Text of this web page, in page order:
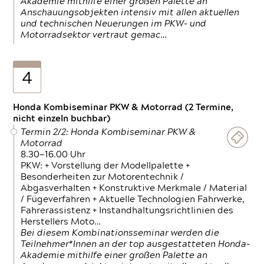
Anschauungsobjekten intensiv mit allen aktuellen
und technischen Neuerungen im PKW- und
Motorradsektor vertraut gemac…
4
Honda Kombiseminar PKW & Motorrad (2 Termine,
nicht einzeln buchbar)
Termin 2/2: Honda Kombiseminar PKW &
Motorrad
8.30—16.00 Uhr
PKW: + Vorstellung der Modellpalette +
Besonderheiten zur Motorentechnik /
Abgasverhalten + Konstruktive Merkmale / Material
/ Fügeverfahren + Aktuelle Technologien Fahrwerke,
Fahrerassistenz + Instandhaltungsrichtlinien des
Herstellers Moto…
Bei diesem Kombinationsseminar werden die
Teilnehmer*Innen an der top ausgestatteten Honda-
Akademie mithilfe einer großen Palette an